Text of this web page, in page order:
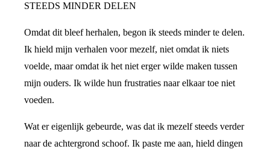
STEEDS MINDER DELEN
Omdat dit bleef herhalen, begon ik steeds minder te delen.
Ik hield mijn verhalen voor mezelf, niet omdat ik niets
voelde, maar omdat ik het niet erger wilde maken tussen
mijn ouders. Ik wilde hun frustraties naar elkaar toe niet
voeden.
Wat er eigenlijk gebeurde, was dat ik mezelf steeds verder
naar de achtergrond schoof. Ik paste me aan, hield dingen